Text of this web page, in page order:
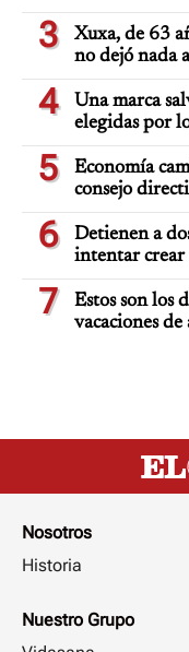
3
Xuxa, de 63
no dejó nada
4
Una marca
elegidas por
5
Economía
consejo
6
Detienen a
intentar crear
7
Estos son los
vacaciones de
Nosotros
Historia
Nuestro Grupo